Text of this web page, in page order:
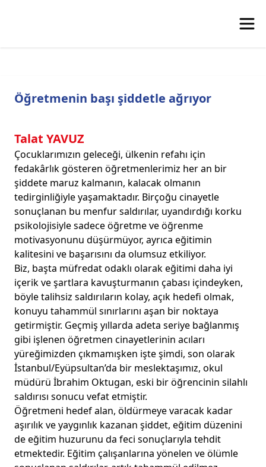
Öğretmenin başı şiddetle ağrıyor
Talat YAVUZ
Çocuklarımızın geleceği, ülkenin refahı için
fedakârlık gösteren öğretmenlerimiz her an bir
şiddete maruz kalmanın, kalacak olmanın
tedirginliğiyle yaşamaktadır. Birçoğu cinayetle
sonuçlanan bu menfur saldırılar, uyandırdığı korku
psikolojisiyle sadece öğretme ve öğrenme
motivasyonunu düşürmüyor, ayrıca eğitimin
kalitesini ve başarısını da olumsuz etkiliyor.
Biz, başta müfredat odaklı olarak eğitimi daha iyi
içerik ve şartlara kavuşturmanın çabası içindeyken,
böyle talihsiz saldırıların kolay, açık hedefi olmak,
konuyu tahammül sınırlarını aşan bir noktaya
getirmiştir. Geçmiş yıllarda adeta seriye bağlanmış
gibi işlenen öğretmen cinayetlerinin acıları
yüreğimizden çıkmamışken işte şimdi, son olarak
İstanbul/Eyüpsultan’da bir meslektaşımız, okul
müdürü İbrahim Oktugan, eski bir öğrencinin silahlı
saldırısı sonucu vefat etmiştir.
Öğretmeni hedef alan, öldürmeye varacak kadar
aşırılık ve yaygınlık kazanan şiddet, eğitim düzenini
de eğitim huzurunu da feci sonuçlarıyla tehdit
etmektedir. Eğitim çalışanlarına yönelen ve ölümle